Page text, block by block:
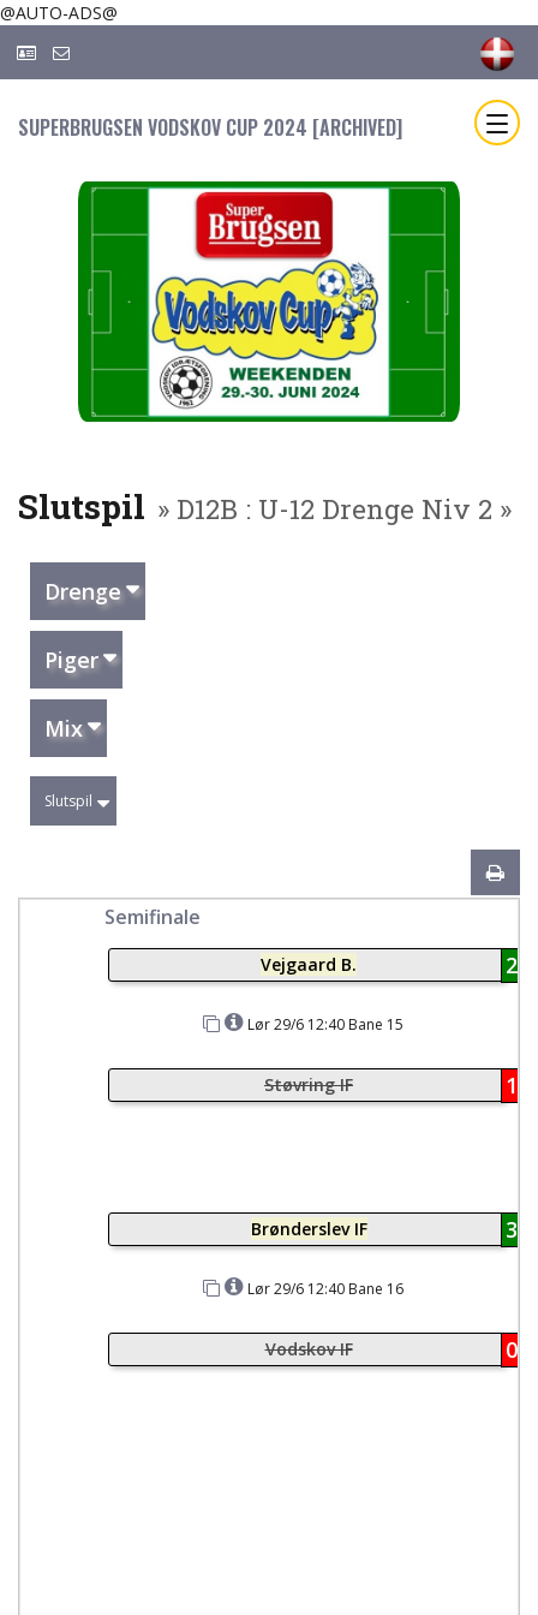
@AUTO-ADS@
SUPERBRUGSEN VODSKOV CUP 2024 [ARCHIVED]
Slutspil » D12B : U-12 Drenge Niv 2 »
Drenge
Piger
Mix
Slutspil
Semifinale
Vejgaard B. 2
Lør 29/6 12:40 Bane 15
Støvring IF 1
Brønderslev IF 3
Lør 29/6 12:40 Bane 16
Vodskov IF 0